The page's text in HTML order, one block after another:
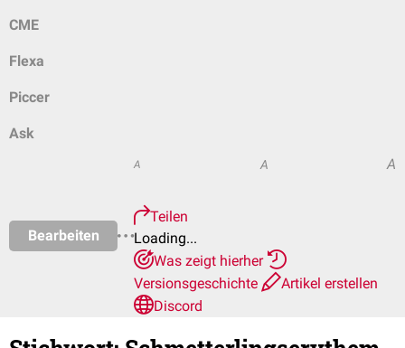
CME
Flexa
Piccer
Ask
Bearbeiten
A A A
Teilen
Loading...
Was zeigt hierher
Versionsgeschichte
Artikel erstellen
Discord